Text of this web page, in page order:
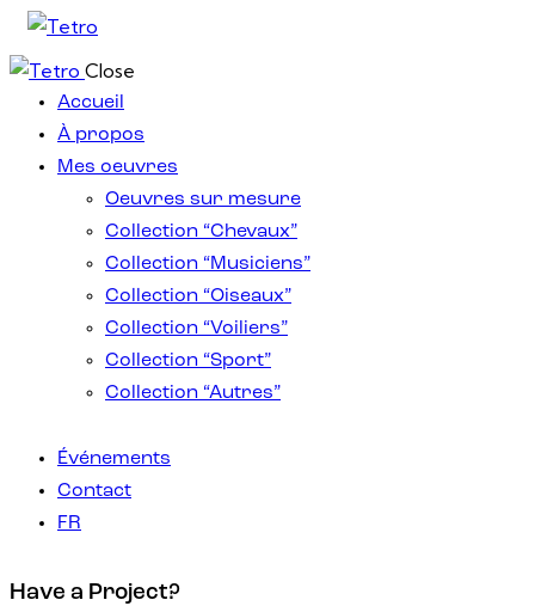
Close
Accueil
À propos
Mes oeuvres
Oeuvres sur mesure
Collection “Chevaux”
Collection “Musiciens”
Collection “Oiseaux”
Collection “Voiliers”
Collection “Sport”
Collection “Autres”
Événements
Contact
FR
Have a Project?